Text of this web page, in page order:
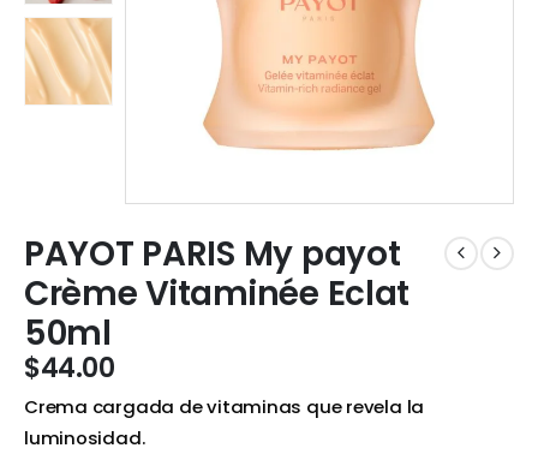
PAYOT PARIS My payot
Crème Vitaminée Eclat
50ml
$44.00
Crema cargada de vitaminas que revela la
luminosidad.